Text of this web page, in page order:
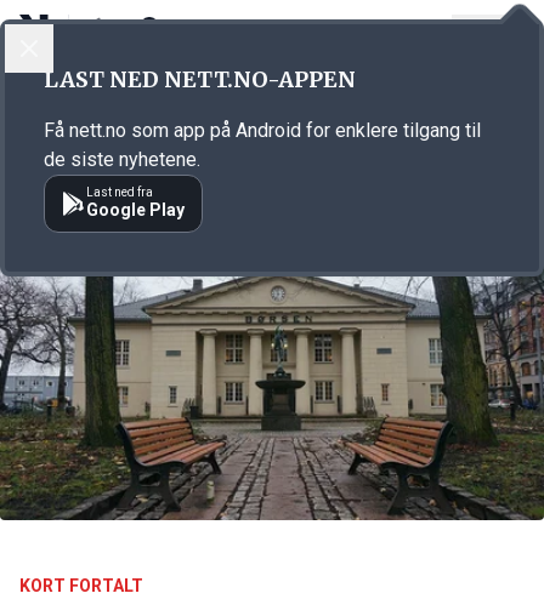
Annonsørinnhold
KORT FORTALT
LAST NED NETT.NO-APPEN
Få nett.no som app på Android for enklere tilgang til
de siste nyhetene.
Last ned fra
Google Play